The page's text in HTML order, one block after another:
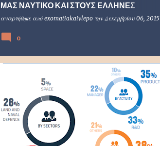
ΜΑΣ ΝΑΥΤΙΚΟ ΚΑΙ ΣΤΟΥΣ ΕΛΛΗΝΕΣ
ΝΑΥΤΙΚΟΥΣ (βίντεο)
αναρτήθηκε από exomatiakaivlepo την Δεκεμβρίου 06, 2015
0